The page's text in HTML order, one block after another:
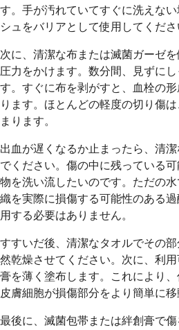
す。手が汚れていてすぐに洗えな
シュをバリアとして使用してくださ
次に、清潔な布または滅菌ガーゼ
圧力をかけます。数分間、見ずに
す。すぐに布を剥がすと、血栓の
ります。ほとんどの軽度の切り傷
まります。
出血が遅くなるか止まったら、清
でください。傷の中に残っている
物を洗い流したいのです。ただの
織を実際に損傷する可能性のある
用する必要はありません。
すすいだ後、清潔なタオルでその
然乾燥させてください。次に、利
膏を薄く塗布します。これにより、
皮膚細胞が損傷部分をより簡単に
最後に、滅菌包帯または絆創膏で